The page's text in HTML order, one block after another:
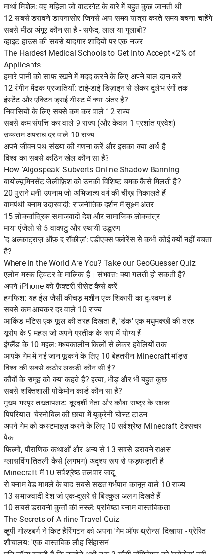
मार्था मिशेल: वह महिला जो वाटरगेट के बारे में बहुत कुछ जानती थी
12 सबसे डरावने डायनासोर जिनसे आप समय यात्रा करते समय बचना चाहेंगे
सबसे मीठा अंगूर कौन सा है - सफेद, लाल या गुलाबी?
व्हाइट हाउस की सबसे यादगार शादियों पर एक नजर
The Hardest Medical Schools to Get Into Accept <2% of
Applicants
हमारे पानी को साफ रखने में मदद करने के लिए अपने बाल दान करें
12 रंगीन मेंढक प्रजातियाँ: टाई-डाई डिज़ाइन से लेकर दुर्लभ रंगों तक
इंस्टेंट और एक्टिव ड्राई यीस्ट में क्या अंतर है?
निवासियों के लिए सबसे कम कर वाले 12 राज्य
सबसे कम संपत्ति कर वाले 9 राज्य (और केवल 1 प्रशांत प्रवेश)
उच्चतम अपराध दर वाले 10 राज्य
अपने जीवन पथ संख्या की गणना करें और इसका क्या अर्थ है
विश्व का सबसे कठिन खेल कौन सा है?
How 'Algospeak' Subverts Online Shadow Banning
बायोल्यूमिनसेंट जेलीफ़िश को उनकी विशिष्ट चमक कैसे मिलती है?
20 पुराने धनी उपनाम जो अभिजात्य वर्ग की चीख़ निकालते हैं
वामपंथी बनाम उदारवादी: राजनीतिक दर्शन में सूक्ष्म अंतर
15 लोकतांत्रिक समाजवादी देश और सामाजिक लोकतंत्र
माया एंजेलो से 5 वाक्पटु और स्थायी उद्धरण
'द अल्काट्राज़ ऑफ़ द रॉकीज़': एडीएक्स फ्लोरेंस से कभी कोई क्यों नहीं बचता
है?
Where in the World Are You? Take our GeoGuesser Quiz
एलोन मस्क ट्विटर के मालिक हैं। संभवतः क्या गलती हो सकती है?
अपने iPhone को फ़ैक्टरी रीसेट कैसे करें
हगफिश: यह ईल जैसी कीचड़ मशीन एक शिकारी का दुःस्वप्न है
सबसे कम आयकर दर वाले 10 राज्य
आर्किड मंटिस एक फूल की तरह दिखता है, 'डंक' एक मधुमक्खी की तरह
यूरोप के 9 महल जो अपने प्रतीक के रूप में योग्य हैं
इंग्लैंड के 10 महल: मध्यकालीन किलों से लेकर हवेलियों तक
आपके गेम में नई जान फूंकने के लिए 10 बेहतरीन Minecraft मॉड्स
विश्व की सबसे कठोर लकड़ी कौन सी है?
कौवों के समूह को क्या कहते हैं? हत्या, भीड़ और भी बहुत कुछ
सबसे शक्तिशाली पोकेमोन कार्ड कौन सा है?
मुख्य भरपूर तख्तापलट: दूरदर्शी नेता और कौवा राष्ट्र के रक्षक
पिपरियात: चेरनोबिल की छाया में यूक्रेनी घोस्ट टाउन
अपने गेम को कस्टमाइज़ करने के लिए 10 सर्वश्रेष्ठ Minecraft टेक्सचर
पैक
फिल्मों, पौराणिक कथाओं और अन्य से 13 सबसे डरावने राक्षस
ग्लासविंग तितली कैसे (लगभग) अदृश्य रूप से फड़फड़ाती है
Minecraft में 10 सर्वश्रेष्ठ तलवार जादू
रो बनाम वेड मामले के बाद सबसे सख्त गर्भपात कानून वाले 10 राज्य
13 समाजवादी देश जो एक-दूसरे से बिल्कुल अलग दिखते हैं
10 सबसे डरावनी कुत्तों की नस्लें: प्रतिष्ठा बनाम वास्तविकता
The Secrets of Airline Travel Quiz
व्हूपी गोल्डबर्ग ने किट हैरिंगटन को अपना 'गेम ऑफ थ्रोन्स' दिखाया - प्रेरित
शौचालय: 'एक वास्तविक लौह सिंहासन'